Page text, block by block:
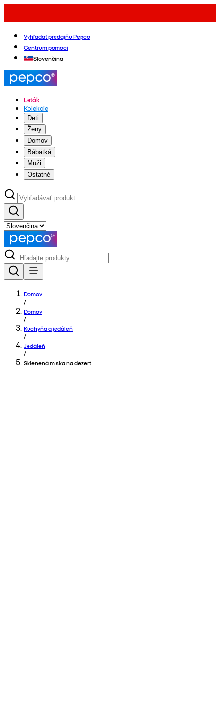
Vyhľadať predajňu Pepco
Centrum pomoci
Slovenčina
Leták
Kolekcie
Deti
Ženy
Domov
Bábätká
Muži
Ostatné
Domov
/
Domov
/
Kuchyňa a jedáleň
/
Jedáleň
/
Sklenená miska na dezert